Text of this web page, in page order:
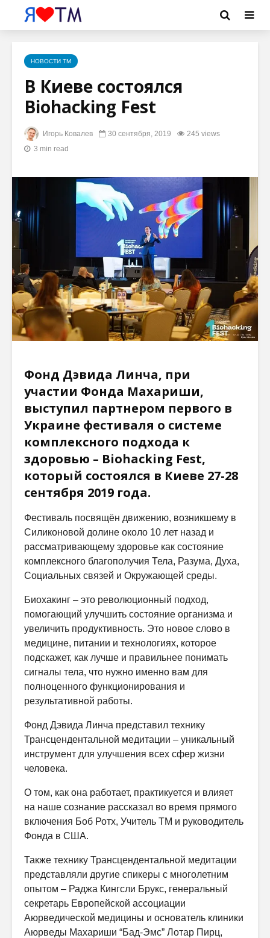
НОВОСТИ ТМ
В Киеве состоялся
Biohacking Fest
Игорь Ковалев 30 сентября, 2019
245 views
3 min read
Фонд Дэвида Линча, при
участии Фонда Махариши,
выступил партнером первого в
Украине фестиваля о системе
комплексного подхода к
здоровью – Biohacking Fest,
который состоялся в Киеве 27-28
сентября 2019 года.
Фестиваль посвящён движению, возникшему в
Силиконовой долине около 10 лет назад и
рассматривающему здоровье как состояние
комплексного благополучия Тела, Разума, Духа,
Социальных связей и Окружающей среды.
Биохакинг – это революционный подход,
помогающий улучшить состояние организма и
увеличить продуктивность. Это новое слово в
медицине, питании и технологиях, которое
подскажет, как лучше и правильнее понимать
сигналы тела, что нужно именно вам для
полноценного функционирования и
результативной работы.
Фонд Дэвида Линча представил технику
Трансцендентальной медитации – уникальный
инструмент для улучшения всех сфер жизни
человека.
О том, как она работает, практикуется и влияет
на наше сознание рассказал во время прямого
включения Боб Ротх, Учитель ТМ и руководитель
Фонда в США.
Также технику Трансцендентальной медитации
представляли другие спикеры с многолетним
опытом – Раджа Кингсли Брукс, генеральный
секретарь Европейской ассоциации
Аюрведической медицины и основатель клиники
Аюрведы Махариши “Бад-Эмс” Лотар Пирц,